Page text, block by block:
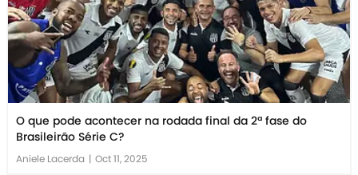
O que pode acontecer na rodada final da 2ª fase do
Brasileirão Série C?
Aniele Lacerda | Oct 11, 2025